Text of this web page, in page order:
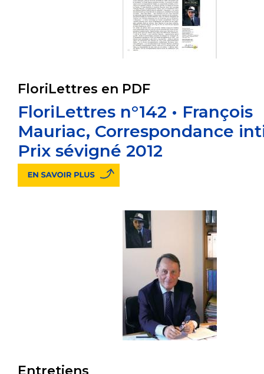
FloriLettres en PDF
FloriLettres n°142 • François
Mauriac, Correspondance
Prix sévigné 2012
Entretiens